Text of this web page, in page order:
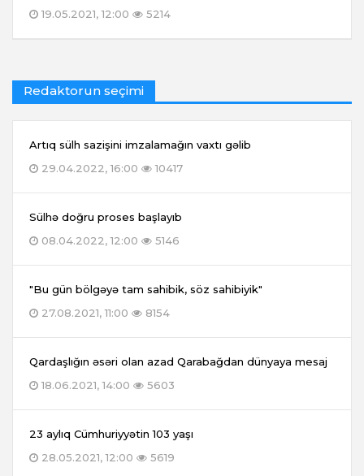
19.05.2021, 12:00
5214
Redaktorun seçimi
Artıq sülh sazişini imzalamağın vaxtı gəlib
29.04.2022, 16:00
10417
Sülhə doğru proses başlayıb
08.04.2022, 12:00
5146
"Bu gün bölgəyə tam sahibik, söz sahibiyik"
27.08.2021, 11:00
8154
Qardaşlığın əsəri olan azad Qarabağdan dünyaya mesaj
18.06.2021, 14:00
5603
23 aylıq Cümhuriyyətin 103 yaşı
28.05.2021, 12:00
5619